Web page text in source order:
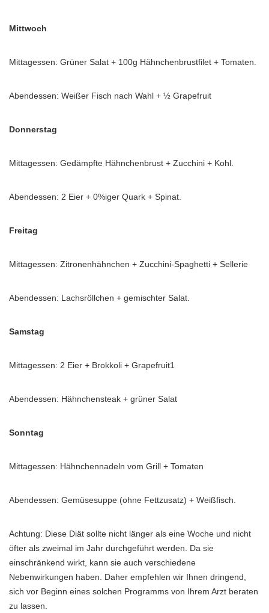
Mittwoch
Mittagessen: Grüner Salat + 100g Hähnchenbrustfilet + Tomaten.
Abendessen: Weißer Fisch nach Wahl + ½ Grapefruit
Donnerstag
Mittagessen: Gedämpfte Hähnchenbrust + Zucchini + Kohl.
Abendessen: 2 Eier + 0%iger Quark + Spinat.
Freitag
Mittagessen: Zitronenhähnchen + Zucchini-Spaghetti + Sellerie
Abendessen: Lachsröllchen + gemischter Salat.
Samstag
Mittagessen: 2 Eier + Brokkoli + Grapefruit1
Abendessen: Hähnchensteak + grüner Salat
Sonntag
Mittagessen: Hähnchennadeln vom Grill + Tomaten
Abendessen: Gemüsesuppe (ohne Fettzusatz) + Weißfisch.
Achtung: Diese Diät sollte nicht länger als eine Woche und nicht
öfter als zweimal im Jahr durchgeführt werden. Da sie
einschränkend wirkt, kann sie auch verschiedene
Nebenwirkungen haben. Daher empfehlen wir Ihnen dringend,
sich vor Beginn eines solchen Programms von Ihrem Arzt beraten
zu lassen.